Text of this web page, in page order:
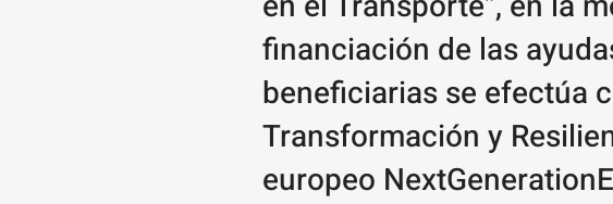
financiación de las
beneficiarias se efectúa
Transformación y
europeo